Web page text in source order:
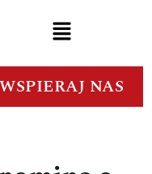
WSPIERAJ NAS